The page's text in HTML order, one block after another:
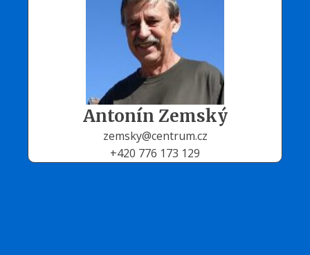
Antonín Zemský
zemsky@centrum.cz
+420 776 173 129